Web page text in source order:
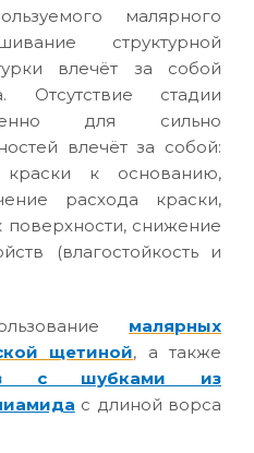
малярного
структурной
влечёт за собой
Отсутствие стадии
для сильно
влечёт за собой:
к основанию,
расхода краски,
снижение
(влагостойкость и
малярных
щетиной, а также
с шубками из
с длиной ворса